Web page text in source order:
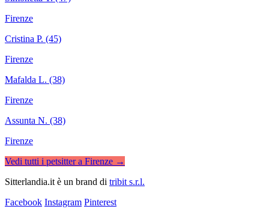
Firenze
Cristina P. (45)
Firenze
Mafalda L. (38)
Firenze
Assunta N. (38)
Firenze
Vedi tutti i petsitter a Firenze →
Sitterlandia.it è un brand di tribit s.r.l.
Facebook Instagram Pinterest